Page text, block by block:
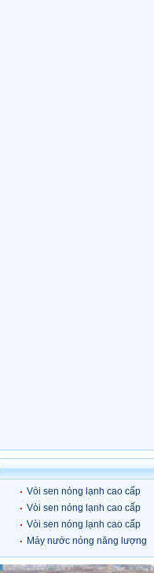
Vòi sen nóng lạnh cao cấp
ITALIANO 3090
Vòi sen nóng lạnh cao cấp
ITALIANO 3100
Vòi sen nóng lạnh cao cấp
ITALIANO 3040
Máy nước nóng năng lượng
mặt trời GREEN inox 430 -